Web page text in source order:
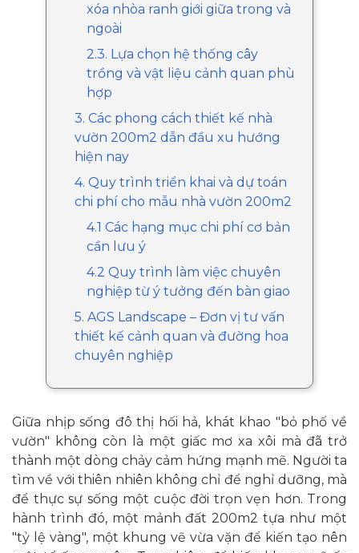
xóa nhòa ranh giới giữa trong và
ngoài
2.3. Lựa chọn hệ thống cây
trồng và vật liệu cảnh quan phù
hợp
3. Các phong cách thiết kế nhà
vườn 200m2 dẫn đầu xu hướng
hiện nay
4. Quy trình triển khai và dự toán
chi phí cho mẫu nhà vườn 200m2
4.1 Các hạng mục chi phí cơ bản
cần lưu ý
4.2 Quy trình làm việc chuyên
nghiệp từ ý tưởng đến bàn giao
5. AGS Landscape – Đơn vị tư vấn
thiết kế cảnh quan và đường hoa
chuyên nghiệp
Giữa nhịp sống đô thị hối hả, khát khao "bỏ phố về
vườn" không còn là một giấc mơ xa xôi mà đã trở
thành một dòng chảy cảm hứng mạnh mẽ. Người ta
tìm về với thiên nhiên không chỉ để nghỉ dưỡng, mà
để thực sự sống một cuộc đời trọn vẹn hơn. Trong
hành trình đó, một mảnh đất 200m2 tựa như một
"tỷ lệ vàng", một khung vẽ vừa vặn để kiến tạo nên